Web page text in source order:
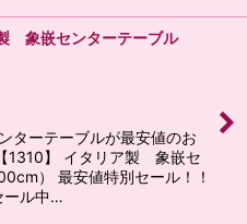
象嵌センターテーブル
ターテーブルが最安値のお
1310】 イタリア製 象嵌セ
） 最安値特別セール！！
ール中…